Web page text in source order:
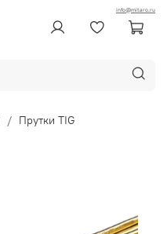
info@mitaro.ru
Прутки TIG